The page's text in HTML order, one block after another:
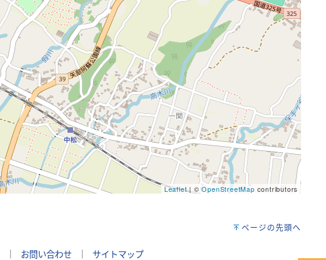
Leaflet| ©OpenStreetMap contributors
ページの先頭へ
お問い合わせ サイトマップ